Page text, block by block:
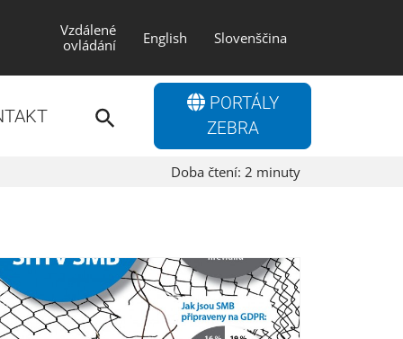
Vzdálené
ovládání
English Slovenščina
PORTÁLY
ZEBRA
Doba čtení: 2 minuty